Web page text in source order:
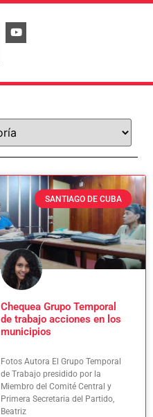
SANTIAGO DE CUBA
Chequea Grupo Temporal
de trabajo acciones en los
municipios
Fotos Autora El Grupo Temporal
de Trabajo presidido por la
Miembro del Comité Central y
Primera Secretaria del Partido,
Beatriz